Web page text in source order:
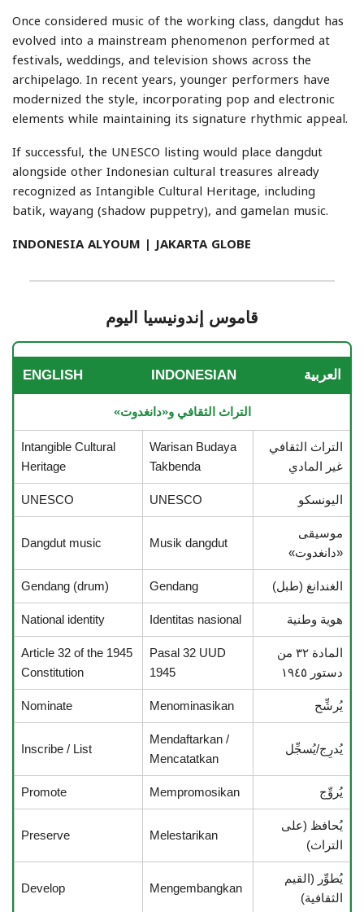
Once considered music of the working class, dangdut has
evolved into a mainstream phenomenon performed at
festivals, weddings, and television shows across the
archipelago. In recent years, younger performers have
modernized the style, incorporating pop and electronic
elements while maintaining its signature rhythmic appeal.
If successful, the UNESCO listing would place dangdut
alongside other Indonesian cultural treasures already
recognized as Intangible Cultural Heritage, including
batik, wayang (shadow puppetry), and gamelan music.
INDONESIA ALYOUM | JAKARTA GLOBE
قاموس إندونيسيا اليوم
العربية INDONESIAN
ENGLISH
التراث الثقافي و«دانغدوت»
التراث الثقافي
غير المادي
Warisan Budaya
Takbenda
Intangible Cultural
Heritage
اليونسكو UNESCO
UNESCO
موسيقى
«دانغدوت»
Musik dangdut
Dangdut music
الغندانغ (طبل) Gendang
Gendang (drum)
هوية وطنية Identitas nasional
National identity
المادة ٣٢ من
دستور ١٩٤٥
Pasal 32 UUD
1945
Article 32 of the 1945
Constitution
يُرشِّح Menominasikan
Nominate
يُدرِج/يُسجِّل
Mendaftarkan /
Mencatatkan
Inscribe / List
يُروِّج Mempromosikan
Promote
يُحافظ (على
التراث)
Melestarikan
Preserve
يُطوِّر (القيم
الثقافية)
Mengembangkan
Develop